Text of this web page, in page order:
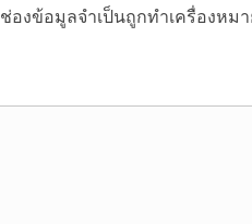
ช่องข้อมูลจำเป็นถูกทำเครื่องหม